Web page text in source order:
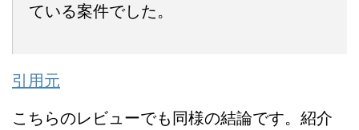
ている案件でした。
引用元
こちらのレビューでも同様の結論です。紹介